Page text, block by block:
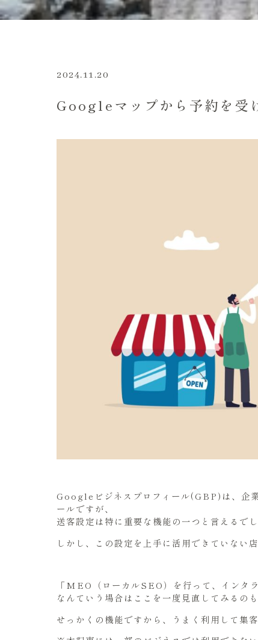
2024.11.20
Googleマップから予約を受
Googleビジネスプロフィール(GBP)は、企
ールですが、
送客設定は特に重要な機能の一つと言えるでし
しかし、この設定を上手に活用できていない
「MEO（ローカルSEO）を行って、インタ
なんていう場合はここを一度見直してみるの
せっかくの機能ですから、うまく利用して集